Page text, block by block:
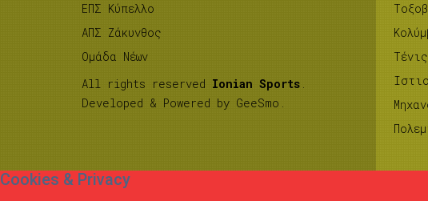
ΕΠΣ Κύπελλο
ΑΠΣ Ζάκυνθος
Ομάδα Νέων
All rights reserved Ionian Sports .
Developed & Powered by GeeSmo .
Τένις
Cookies & Privacy